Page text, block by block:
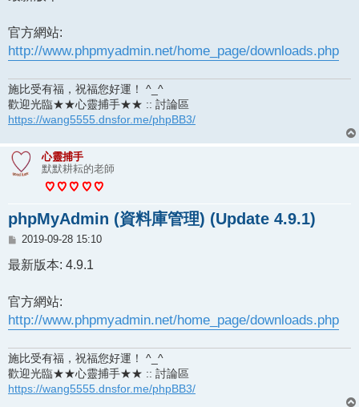
官方網站:
http://www.phpmyadmin.net/home_page/downloads.php
施比受有福，祝福您好運！ ^_^
歡迎光臨★★心靈捕手★★ :: 討論區
https://wang5555.dnsfor.me/phpBB3/
心靈捕手
默默耕耘的老師
phpMyAdmin (資料庫管理) (Update 4.9.1)
文
2019-09-28 15:10
最新版本: 4.9.1
官方網站:
http://www.phpmyadmin.net/home_page/downloads.php
施比受有福，祝福您好運！ ^_^
歡迎光臨★★心靈捕手★★ :: 討論區
https://wang5555.dnsfor.me/phpBB3/